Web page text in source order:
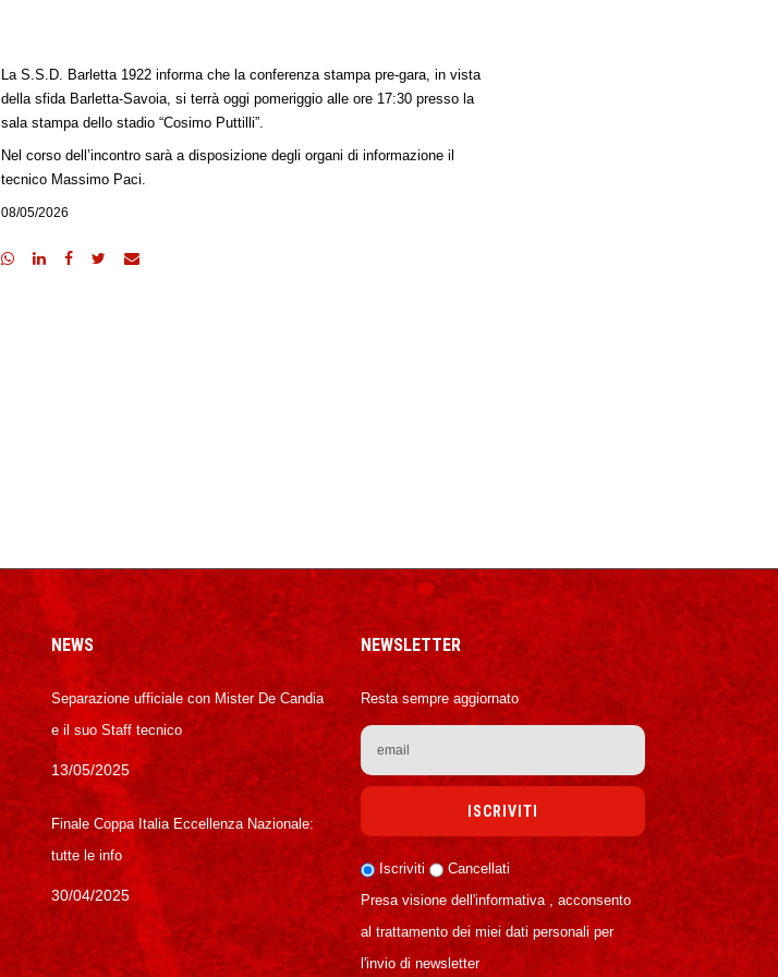
La S.S.D. Barletta 1922 informa che la conferenza stampa pre-gara, in vista
della sfida Barletta-Savoia, si terrà oggi pomeriggio alle ore 17:30 presso la
sala stampa dello stadio “Cosimo Puttilli”.
Nel corso dell’incontro sarà a disposizione degli organi di informazione il
tecnico Massimo Paci.
08/05/2026
NEWS
Separazione ufficiale con Mister De Candia
e il suo Staff tecnico
13/05/2025
Finale Coppa Italia Eccellenza Nazionale:
tutte le info
30/04/2025
NEWSLETTER
Resta sempre aggiornato
Iscriviti
Cancellati
Presa visione dell'informativa , acconsento
al trattamento dei miei dati personali per
l'invio di newsletter